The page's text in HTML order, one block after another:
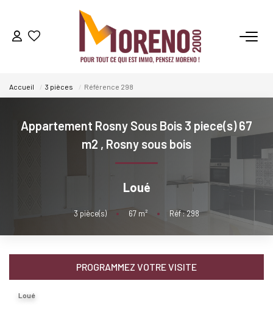
VENTES
LOCATIONS
GESTION
NOS AGENCES
Qui Sommes-Nous ?
Nous Rejoindre
Accueil 3 pièces Référence 298
Appartement Rosny Sous Bois 3 piece(s) 67
m2 , Rosny sous bois
Loué
3 pièce(s) • 67 m² • Réf : 298
Loué
PROGRAMMEZ VOTRE VISITE